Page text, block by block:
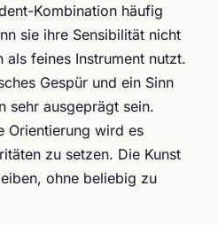
Kombination häufig
sie ihre Sensibilität nicht
als feines Instrument nutzt.
Gespür und ein Sinn
sehr ausgeprägt sein.
Orientierung wird es
zu setzen. Die Kunst
ohne beliebig zu